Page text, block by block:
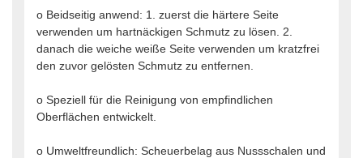
o Beidseitig anwend: 1. zuerst die härtere Seite
verwenden um hartnäckigen Schmutz zu lösen. 2.
danach die weiche weiße Seite verwenden um kratzfrei
den zuvor gelösten Schmutz zu entfernen.
o Speziell für die Reinigung von empfindlichen
Oberflächen entwickelt.
o Umweltfreundlich: Scheuerbelag aus Nussschalen und